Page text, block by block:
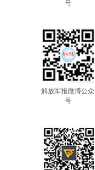
号
解放军报微博公众
号